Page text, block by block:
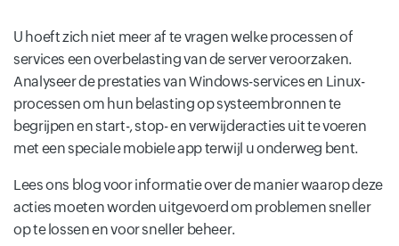
U hoeft zich niet meer af te vragen welke processen of
services een overbelasting van de server veroorzaken.
Analyseer de prestaties van Windows-services en Linux-
processen om hun belasting op systeembronnen te
begrijpen en start-, stop- en verwijderacties uit te voeren
met een speciale mobiele app terwijl u onderweg bent.
Lees ons blog voor informatie over de manier waarop deze
acties moeten worden uitgevoerd om problemen sneller
op te lossen en voor sneller beheer.